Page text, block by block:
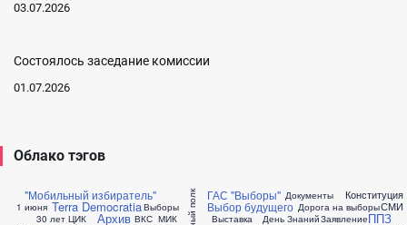
03.07.2026
Состоялось заседание комиссии
01.07.2026
Облако тэгов
"Мобильный избиратель"
1 июня
30 лет ЦИК
Terra Democratia
Архив ВКС
Выбор будущего
Выборы
Выставка
ГАС "Выборы"
День Знаний
Документы
Дорога на выборы
Заявление
Конституция
МИК ППЗ
СМИ